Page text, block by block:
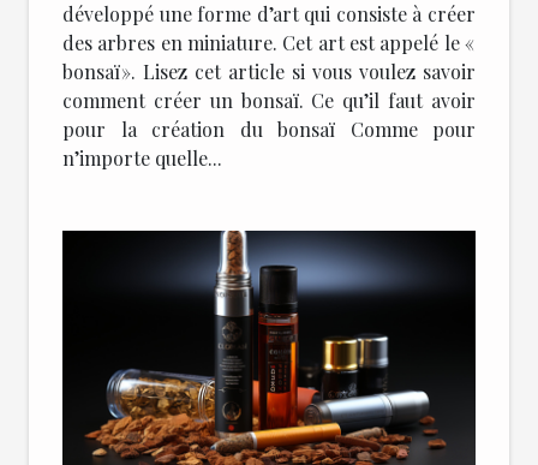
développé une forme d’art qui consiste à créer
des arbres en miniature. Cet art est appelé le «
bonsaï ». Lisez cet article si vous voulez savoir
comment créer un bonsaï. Ce qu’il faut avoir
pour la création du bonsaï Comme pour
n’importe quelle...